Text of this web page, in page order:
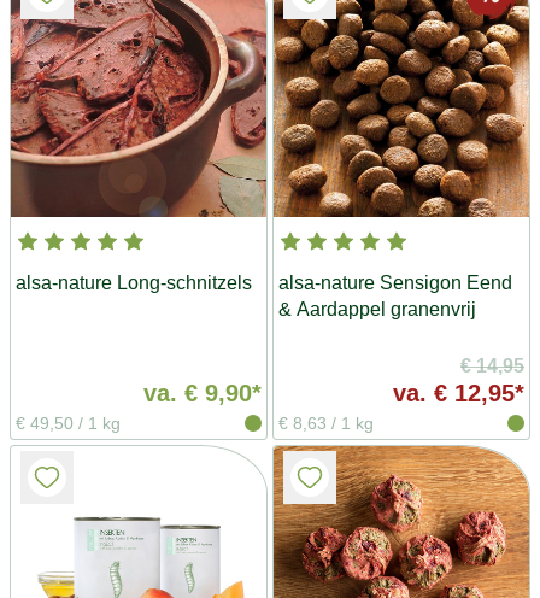
alsa-nature Long-schnitzels
va. € 9,90*
€ 49,50 / 1 kg
alsa-nature Sensigon Eend
& Aardappel granenvrij
€ 14,95
va. € 12,95*
€ 8,63 / 1 kg